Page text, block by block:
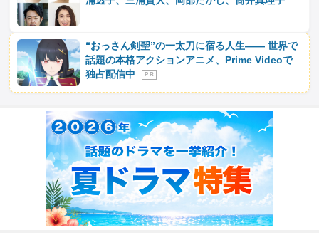
“おっさん剣聖”の一太刀に宿る人生―― 世界で
話題の本格アクションアニメ、Prime Videoで
独占配信中
P R